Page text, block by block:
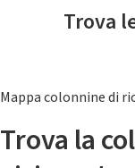
Trova
Mappa colonnine di
Trova la